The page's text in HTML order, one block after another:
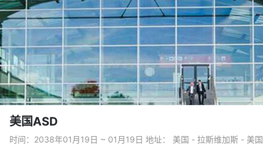
美国ASD
时间：2038年01月19日 ~ 01月19日 地址： 美国 - 拉斯维加斯 - 美